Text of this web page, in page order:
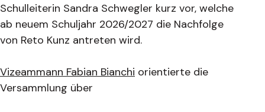
Schulleiterin Sandra Schwegler kurz vor, welche
ab neuem Schuljahr 2026/2027 die Nachfolge
von Reto Kunz antreten wird.
Vizeammann Fabian Bianchi orientierte die
Versammlung über